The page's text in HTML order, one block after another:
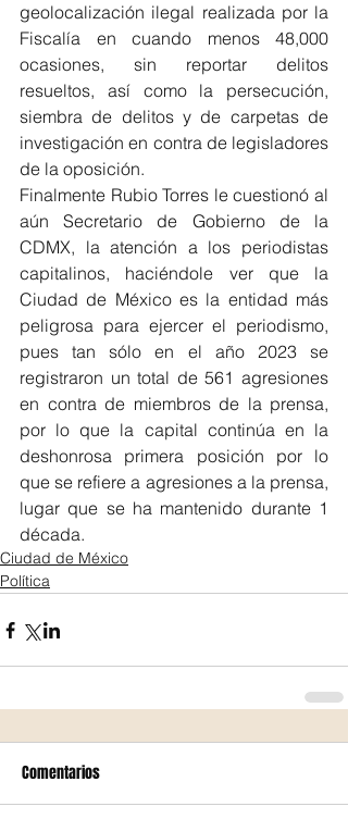
geolocalización ilegal realizada por la
Fiscalía en cuando menos 48,000
ocasiones, sin reportar delitos
resueltos, así como la persecución,
siembra de delitos y de carpetas de
investigación en contra de legisladores
de la oposición.
Finalmente Rubio Torres le cuestionó al
aún Secretario de Gobierno de la
CDMX, la atención a los periodistas
capitalinos, haciéndole ver que la
Ciudad de México es la entidad más
peligrosa para ejercer el periodismo,
pues tan sólo en el año 2023 se
registraron un total de 561 agresiones
en contra de miembros de la prensa,
por lo que la capital continúa en la
deshonrosa primera posición por lo
que se refiere a agresiones a la prensa,
lugar que se ha mantenido durante 1
década.
Ciudad de México
Política
Comentarios